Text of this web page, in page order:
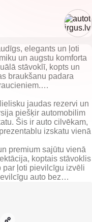
elegants un ļoti
un augstu komforta
stāvoklī, kopts un
braukšanu padara
jaudas rezervi un
piešķir automobilim
Šis ir auto cilvēkam,
izskatu vienā
premium sajūtu vienā
koptais stāvoklis
par ļoti pievilcīgu izvēli
auto bez